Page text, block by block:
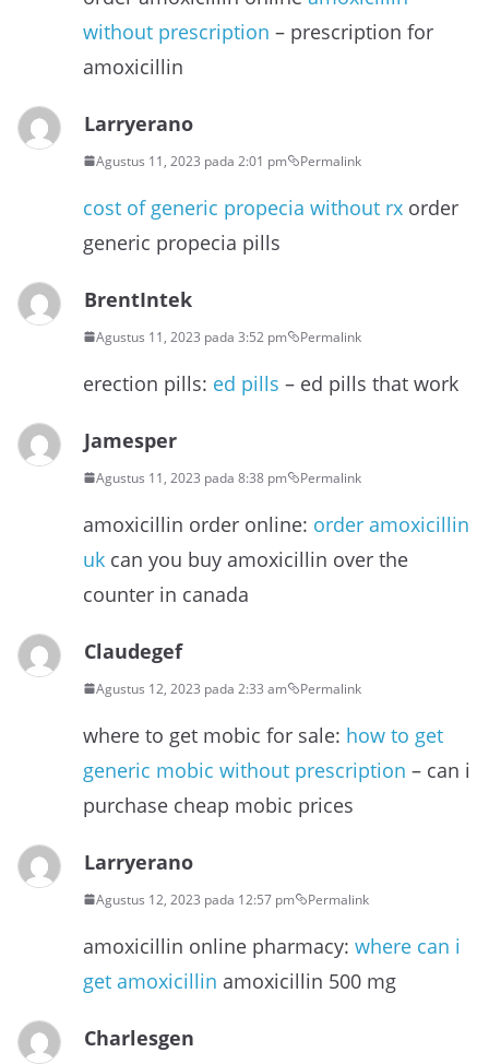
without prescription – prescription for
amoxicillin
Larryerano
Agustus 11, 2023 pada 2:01 pm Permalink
cost of generic propecia without rx order
generic propecia pills
BrentIntek
Agustus 11, 2023 pada 3:52 pm Permalink
erection pills: ed pills – ed pills that work
Jamesper
Agustus 11, 2023 pada 8:38 pm Permalink
amoxicillin order online: order amoxicillin
uk can you buy amoxicillin over the
counter in canada
Claudegef
Agustus 12, 2023 pada 2:33 am Permalink
where to get mobic for sale: how to get
generic mobic without prescription – can i
purchase cheap mobic prices
Larryerano
Agustus 12, 2023 pada 12:57 pm Permalink
amoxicillin online pharmacy: where can i
get amoxicillin amoxicillin 500 mg
Charlesgen